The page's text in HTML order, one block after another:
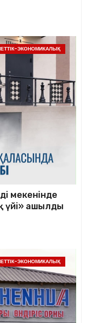
ЭКОНОМИКАЛЫҚ
мекенінде
үйі» ашылды
ЭКОНОМИКАЛЫҚ